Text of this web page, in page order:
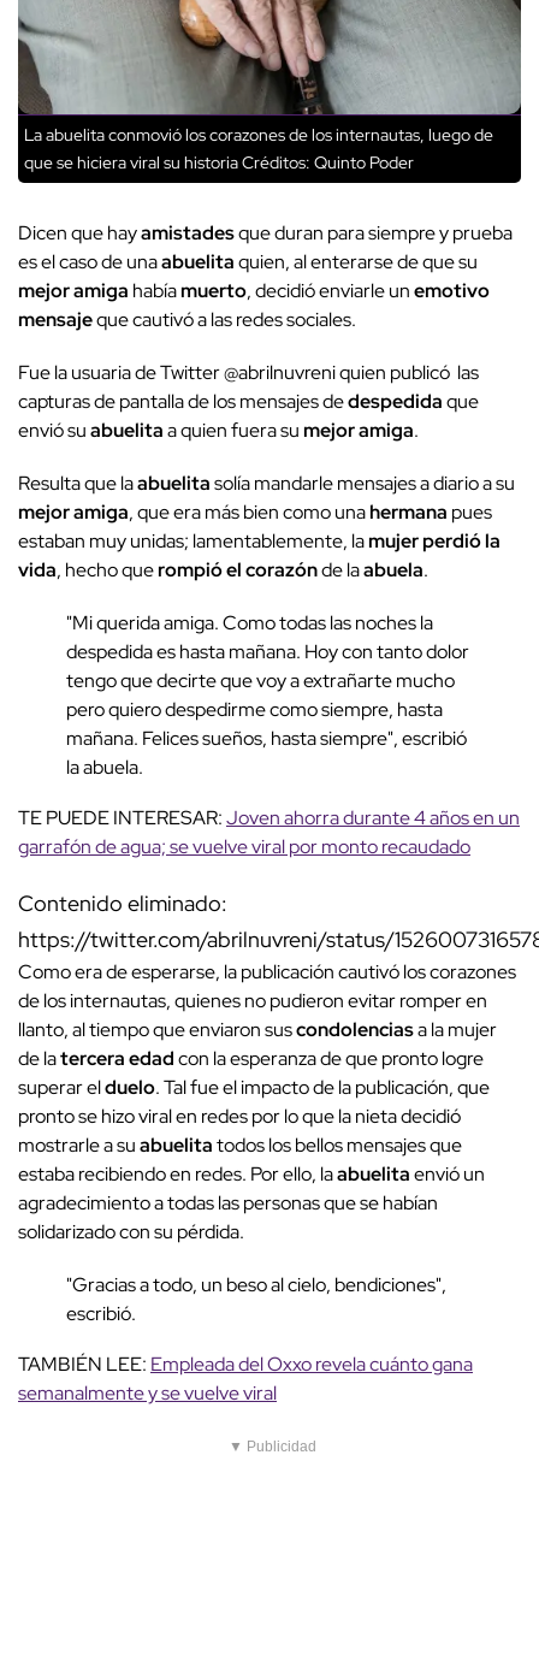
La abuelita conmovió los corazones de los internautas, luego de
que se hiciera viral su historiaCréditos: Quinto Poder
Dicen que hayamistadesque duran para siempre y prueba
es el caso de unaabuelitaquien, al enterarse de que su
mejor amiga habíamuerto, decidió enviarle unemotivo
mensajeque cautivó a las redes sociales.
Fue la usuaria de Twitter @abrilnuvreni quien publicó las
capturas de pantalla de los mensajes dedespedidaque
envió suabuelitaa quien fuera sumejor amiga.
Resulta que laabuelitasolía mandarle mensajes a diario a su
mejor amiga, que era más bien como unahermana pues
estaban muy unidas; lamentablemente, lamujer perdió la
vida, hecho querompió el corazónde laabuela.
"Mi querida amiga. Como todas las noches la
despedida es hasta mañana. Hoy con tanto dolor
tengo que decirte que voy a extrañarte mucho
pero quiero despedirme como siempre, hasta
mañana. Felices sueños, hasta siempre", escribió
la abuela.
TE PUEDE INTERESAR:Joven ahorra durante 4 años en un
garrafón de agua; se vuelve viral por monto recaudado
Contenido eliminado:
https://twitter.com/abrilnuvreni/status/
Como era de esperarse, la publicación cautivó los corazones
de los internautas, quienes no pudieron evitar romper en
llanto, al tiempo que enviaron suscondolenciasa la mujer
de latercera edadcon la esperanza de que pronto logre
superar elduelo. Tal fue el impacto de la publicación, que
pronto se hizo viral en redes por lo que la nieta decidió
mostrarle a suabuelitatodos los bellos mensajes que
estaba recibiendo en redes. Por ello, laabuelitaenvió un
agradecimiento a todas las personas que se habían
solidarizado con su pérdida.
"Gracias a todo, un beso al cielo, bendiciones",
escribió.
TAMBIÉN LEE: Empleada del Oxxo revela cuánto gana
semanalmente y se vuelve viral
▼ Publicidad